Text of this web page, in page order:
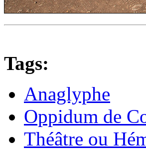
Tags:
Anaglyphe
Oppidum de
Théâtre ou